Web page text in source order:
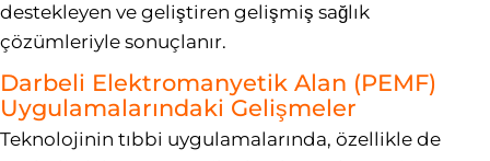
destekleyen ve geliştiren gelişmiş sağlık
çözümleriyle sonuçlanır.
Darbeli Elektromanyetik Alan (PEMF)
Uygulamalarındaki Gelişmeler
Teknolojinin tıbbi uygulamalarında, özellikle de